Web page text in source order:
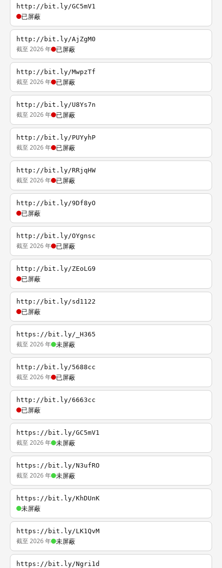
http://bit.ly/GC5mV1
已屏蔽
http://bit.ly/AjZgM0
截至 2026 年 已屏蔽
http://bit.ly/MwpzTf
截至 2026 年 已屏蔽
http://bit.ly/U8Ys7n
截至 2026 年 已屏蔽
http://bit.ly/PUYyhP
截至 2026 年 已屏蔽
http://bit.ly/RRjqHW
截至 2026 年 已屏蔽
http://bit.ly/9Df8yO
已屏蔽
http://bit.ly/OYgnsc
截至 2026 年 已屏蔽
http://bit.ly/ZEoLG9
已屏蔽
http://bit.ly/sd1122
已屏蔽
https://bit.ly/_H365
截至 2026 年 未屏蔽
http://bit.ly/5688cc
截至 2026 年 已屏蔽
http://bit.ly/6663cc
已屏蔽
https://bit.ly/GC5mV1
截至 2026 年 未屏蔽
https://bit.ly/N3ufRO
截至 2026 年 未屏蔽
https://bit.ly/KhDUnK
未屏蔽
https://bit.ly/LK1QvM
截至 2026 年 未屏蔽
https://bit.ly/Ngri1d